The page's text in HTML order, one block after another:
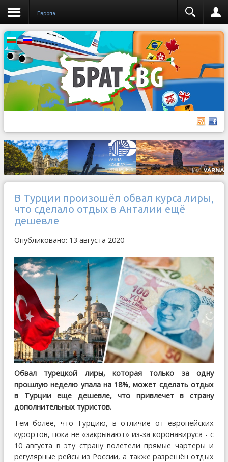
Европа
В Турции произошёл обвал курса лиры,
что сделало отдых в Анталии ещё
дешевле
Опубликовано: 13 августа 2020
Обвал турецкой лиры, которая только за одну
прошлую неделю упала на 18%, может сделать отдых
в Турции еще дешевле, что привлечет в страну
дополнительных туристов.
Тем более, что Турцию, в отличие от европейских
курортов, пока не «закрывают» из-за коронавируса - с
10 августа в эту страну полетели прямые чартеры и
регулярные рейсы из России, а также разрешён отдых